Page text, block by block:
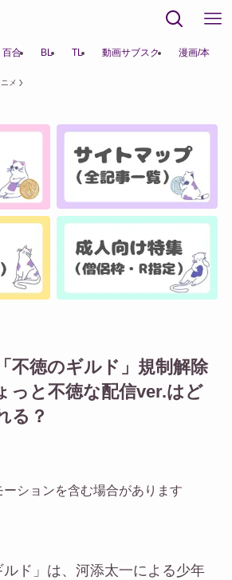
百合 BL TL 動画サブスク 漫画/本
メ
不徳のギルド」規制解除
っと不徳な配信ver.はど
る？
ションを含む場合があります
ド」は、河添太一による少年